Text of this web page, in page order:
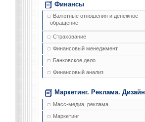
Финансы
Валютные отношения и денежное
обращение
Страхование
Финансовый менеджмент
Банковское дело
Финансовый анализ
Маркетинг. Реклама. Дизайн
Масс-медиа, реклама
Маркетинг